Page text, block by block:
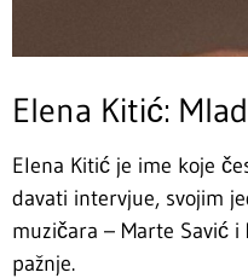
Elena Kitić:
Elena Kitić je ime koje
davati intervjue, svojim
muzičara – Marte Savić
pažnje.